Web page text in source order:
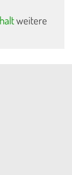
weitere